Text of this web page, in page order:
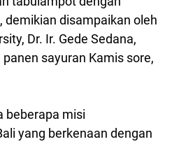
demikian disampaikan oleh
Dr. Ir. Gede Sedana,
sayuran Kamis sore,
beberapa misi
yang berkenaan dengan